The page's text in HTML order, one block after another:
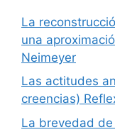
La
una
Neimeyer
Las actitudes
creencias)
La brevedad